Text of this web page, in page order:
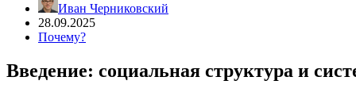
Иван Черниковский
28.09.2025
Почему?
Введение: социальная структура и